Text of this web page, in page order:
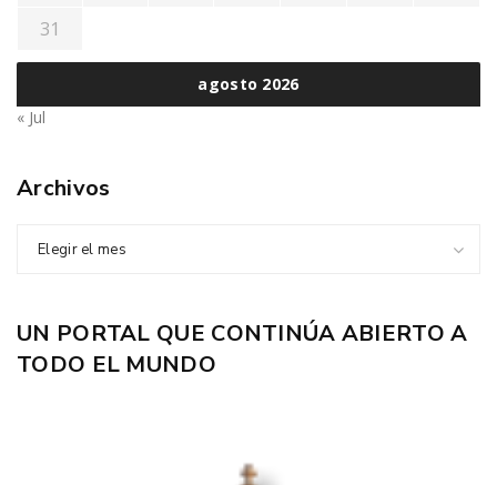
agosto 2026
31
« Jul
Archivos
Elegir el mes
UN PORTAL QUE CONTINÚA ABIERTO A
TODO EL MUNDO